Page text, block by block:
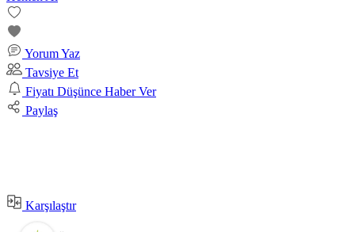
Yorum Yaz
Tavsiye Et
Fiyatı Düşünce Haber Ver
Paylaş
Karşılaştır